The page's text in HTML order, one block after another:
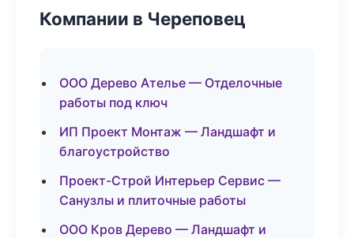
Компании в Череповец
ООО Дерево Ателье — Отделочные
работы под ключ
ИП Проект Монтаж — Ландшафт и
благоустройство
Проект-Строй Интерьер Сервис —
Санузлы и плиточные работы
ООО Кров Дерево — Ландшафт и